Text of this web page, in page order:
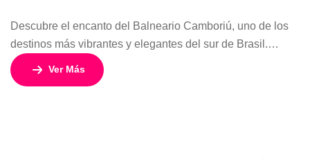
Descubre el encanto del Balneario Camboriú, uno de los
destinos más vibrantes y elegantes del sur de Brasil.
Conocido como la “Río de Janeiro del sur”, este balneario
combina playas de aguas cálidas, vida nocturna animada,
Ver Más